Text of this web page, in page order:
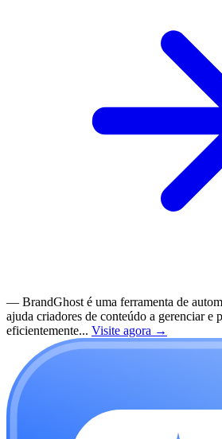
— BrandGhost é uma ferramenta de
ajuda criadores de conteúdo a gerenciar e
eficientemente... Visite agora →